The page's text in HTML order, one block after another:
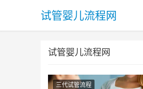
试管婴儿流程网
试管婴儿流程网
三代试管流程